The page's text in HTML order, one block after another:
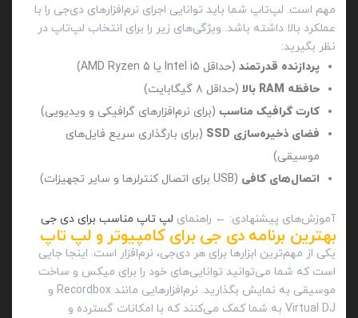
مهم است. لپ‌تاپ شما باید توانایی اجرای نرم‌افزارهای دی‌جی را با
عملکرد بالا داشته باشد. ویژگی‌های زیر را برای انتخاب لپ‌تاپ در
نظر بگیرید:
پردازنده قدرتمند(حداقل Intel i5 یا AMD Ryzen 5)
حافظه RAM بالا
(حداقل ۸ گیگابایت)
کارت گرافیک مناسب(برای نرم‌افزارهای گرافیکی و ویدیویی)
فضای ذخیره‌سازی SSD
(برای بارگذاری سریع فایل‌های
موسیقی)
اتصال‌های کافی (USB برای اتصال کنترلرها و سایر تجهیزات)
آموزش‌های پیشنهادی: ← راهنمای لپ تاپ مناسب برای دی جی
بهترین برنامه دی جی برای کامپیوتر و لپ‌ تاپ
یکی از مهم‌ترین ابزارها برای هر دی‌جی، نرم‌افزار است. اینجا جایی
است که شما می‌توانید توانایی‌های خود را برای میکس و ساخت
موسیقی به نمایش بگذارید. نرم‌افزارهایی مانند Recordbox و
Virtual DJ به شما کمک می‌کنند که با امکانات گسترده و